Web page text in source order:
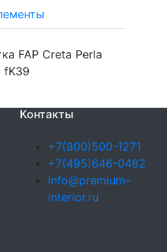
FAP Creta Perla
fK39
Контакты
+7(800)500-1271
+7(495)646-0482
info@premium-
interior.ru